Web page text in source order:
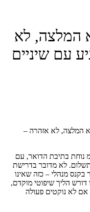
המלצה, לא
עם שיניים
המלצה, לא אזהרה –
נוחת בתיבת הדואר, עם
לא מדובר בדרישת
מנהלי – כזה שאינו
דורש הליך שיפוטי מוקדם,
אם לא נוקטים פעולה